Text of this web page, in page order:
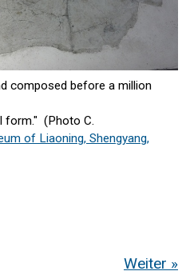
composed before a million
form." (Photo C.
of Liaoning, Shengyang,
Weiter »